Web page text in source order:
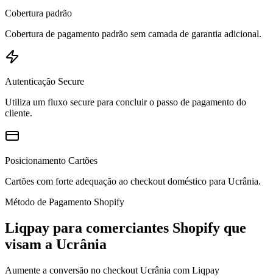
Cobertura padrão
Cobertura de pagamento padrão sem camada de garantia adicional.
Autenticação Secure
Utiliza um fluxo secure para concluir o passo de pagamento do
cliente.
Posicionamento Cartões
Cartões com forte adequação ao checkout doméstico para Ucrânia.
Método de Pagamento Shopify
Liqpay para comerciantes Shopify que
visam a Ucrânia
Aumente a conversão no checkout Ucrânia com Liqpay